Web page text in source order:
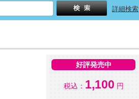
詳細検索
好評発売中
税込： 1,100 円